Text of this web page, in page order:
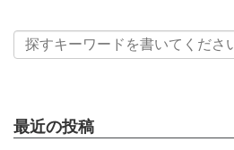
最近の投稿